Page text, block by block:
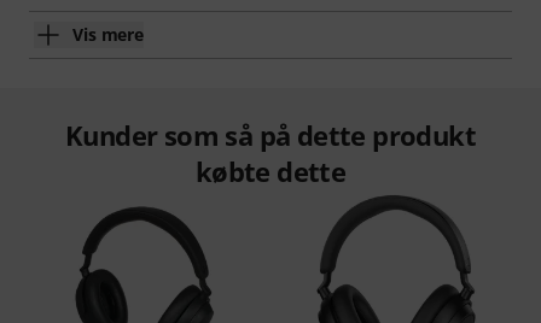
Vis mere
Kunder som så på dette produkt
købte dette